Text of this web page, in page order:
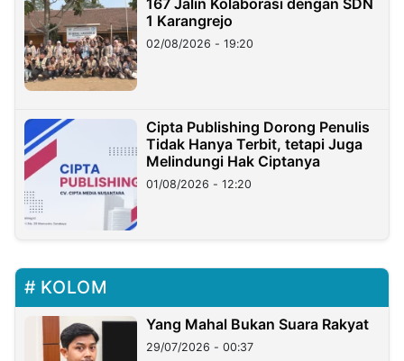
167 Jalin Kolaborasi dengan SDN
1 Karangrejo
02/08/2026 - 19:20
Cipta Publishing Dorong Penulis
Tidak Hanya Terbit, tetapi Juga
Melindungi Hak Ciptanya
01/08/2026 - 12:20
KOLOM
Yang Mahal Bukan Suara Rakyat
29/07/2026 - 00:37